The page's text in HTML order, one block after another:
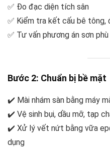
✅ Đo đạc diện tích sân
✅ Kiểm tra kết cấu bê tông,
✅ Tư vấn phương án sơn
Bước 2: Chuẩn bị bề mặt
✔️ Mài nhám sàn bằng máy
✔️ Vệ sinh bụi, dầu mỡ, tạp
✔️ Xử lý vết nứt bằng vữa
dụng